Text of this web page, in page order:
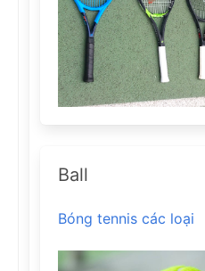
Ball
Bóng tennis các loại